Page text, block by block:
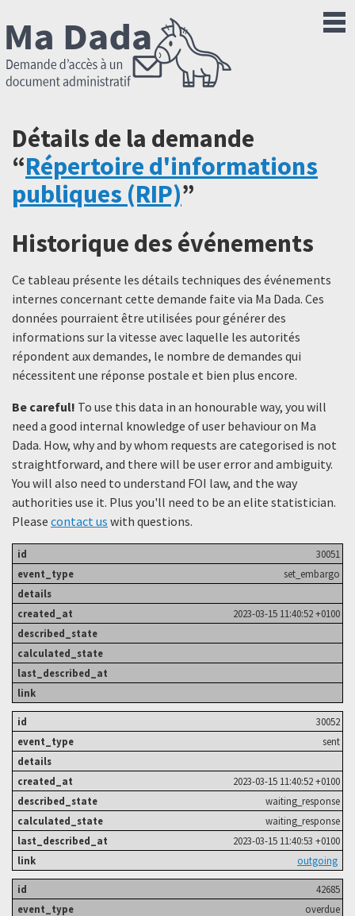
Détails de la demande
“Répertoire d'informations
publiques (RIP)”
Historique des événements
Ce tableau présente les détails techniques des événements
internes concernant cette demande faite via Ma Dada. Ces
données pourraient être utilisées pour générer des
informations sur la vitesse avec laquelle les autorités
répondent aux demandes, le nombre de demandes qui
nécessitent une réponse postale et bien plus encore.
Be careful! To use this data in an honourable way, you will
need a good internal knowledge of user behaviour on Ma
Dada. How, why and by whom requests are categorised is not
straightforward, and there will be user error and ambiguity.
You will also need to understand FOI law, and the way
authorities use it. Plus you'll need to be an elite statistician.
Please contact us with questions.
30051
set_embargo
2023-03-15 11:40:52 +0100
30052
sent
2023-03-15 11:40:52 +0100
waiting_response
waiting_response
2023-03-15 11:40:53 +0100
outgoing
42685
overdue